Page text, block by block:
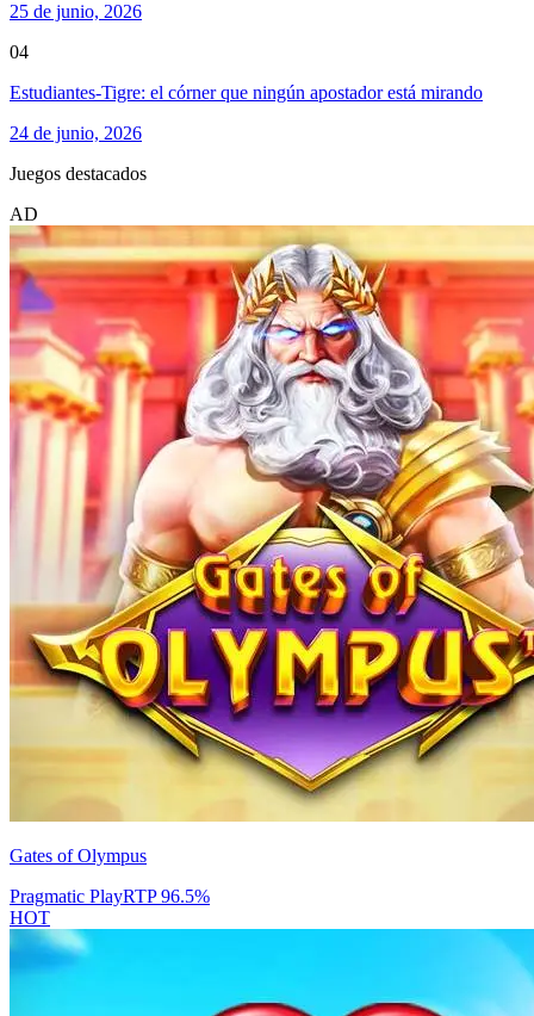
25 de junio, 2026
04
Estudiantes-Tigre: el córner que ningún apostador está mirando
24 de junio, 2026
Juegos destacados
AD
Gates of Olympus
Pragmatic PlayRTP96.5%
HOT